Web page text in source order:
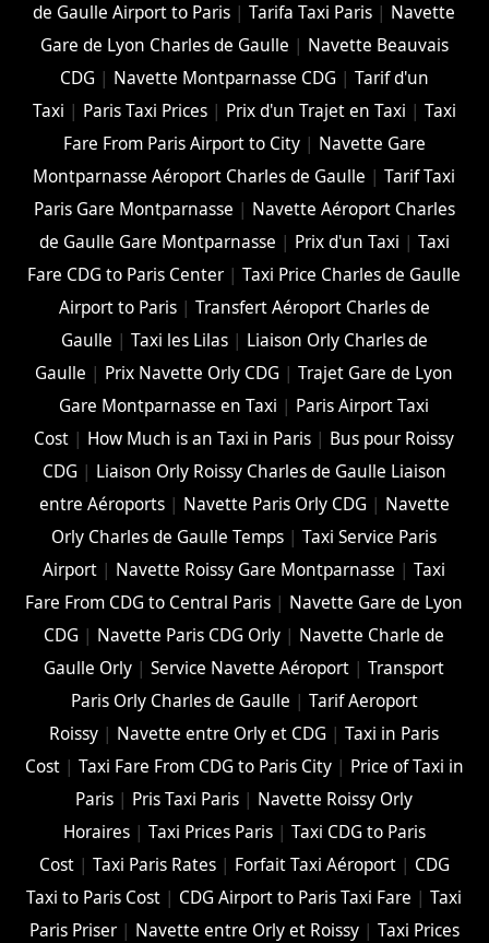
de Gaulle Airport to Paris |Tarifa Taxi Paris | Navette
Gare de Lyon Charles de Gaulle | Navette Beauvais
CDG | Navette Montparnasse CDG | Tarif d'un
Taxi | Paris Taxi Prices| Prix d'un Trajet en Taxi | Taxi
Fare From Paris Airport to City| Navette Gare
Montparnasse Aéroport Charles de Gaulle |Tarif Taxi
Paris Gare Montparnasse | Navette Aéroport Charles
de Gaulle Gare Montparnasse | Prix d'un Taxi | Taxi
Fare CDG to Paris Center |Taxi Price Charles de Gaulle
Airport to Paris| Transfert Aéroport Charles de
Gaulle | Taxi les Lilas| Liaison Orly Charles de
Gaulle | Prix Navette Orly CDG |Trajet Gare de Lyon
Gare Montparnasse en Taxi | Paris Airport Taxi
Cost | How Much is an Taxi in Paris | Bus pour Roissy
CDG | Liaison Orly Roissy Charles de Gaulle Liaison
entre Aéroports| Navette Paris Orly CDG | Navette
Orly Charles de Gaulle Temps |Taxi Service Paris
Airport | Navette Roissy Gare Montparnasse |Taxi
Fare From CDG to Central Paris | Navette Gare de Lyon
CDG | Navette Paris CDG Orly | Navette Charle de
Gaulle Orly |Service Navette Aéroport |Transport
Paris Orly Charles de Gaulle | Tarif Aeroport
Roissy | Navette entre Orly et CDG |Taxi in Paris
Cost| Taxi Fare From CDG to Paris City| Price of Taxi in
Paris | Pris Taxi Paris | Navette Roissy Orly
Horaires| Taxi Prices Paris| Taxi CDG to Paris
Cost| Taxi Paris Rates| Forfait Taxi Aéroport| CDG
Taxi to Paris Cost | CDG Airport to Paris Taxi Fare |Taxi
Paris Priser| Navette entre Orly et Roissy| Taxi Prices